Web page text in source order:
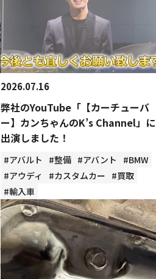
2026.07.16
弊社のYouTube「【カーチューバ
ー】カンちゃんのK’s Channel」に
出演しました！
#アバルト #整備 #アバント
#BMW
#アウディ
#カスタムカー #買取
#輸入車